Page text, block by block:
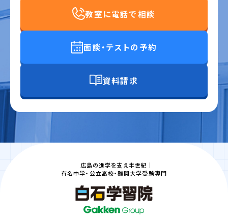
教室に電話で相談
面談・テストの予約
資料請求
広島の進学を支え半世紀｜
有名中学・公立高校・難関大学受験専門